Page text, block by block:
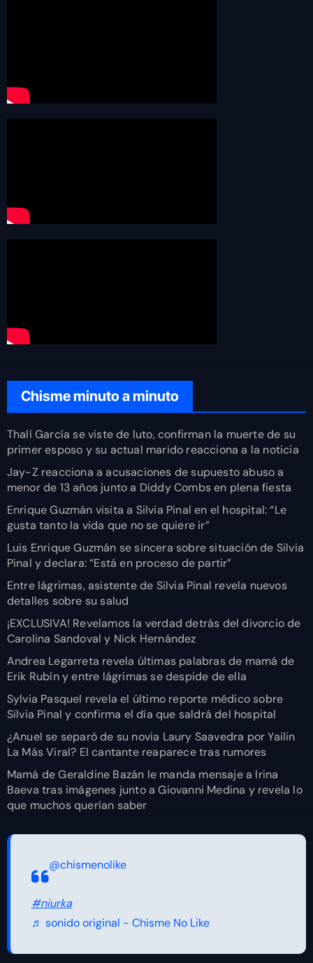
Chisme minuto a minuto
Thalí García se viste de luto, confirman la muerte de su
primer esposo y su actual marido reacciona a la noticia
Jay-Z reacciona a acusaciones de supuesto abuso a
menor de 13 años junto a Diddy Combs en plena fiesta
Enrique Guzmán visita a Silvia Pinal en el hospital: “Le
gusta tanto la vida que no se quiere ir”
Luis Enrique Guzmán se sincera sobre situación de Silvia
Pinal y declara: “Está en proceso de partir”
Entre lágrimas, asistente de Silvia Pinal revela nuevos
detalles sobre su salud
¡EXCLUSIVA! Revelamos la verdad detrás del divorcio de
Carolina Sandoval y Nick Hernández
Andrea Legarreta revela últimas palabras de mamá de
Erik Rubín y entre lágrimas se despide de ella
Sylvia Pasquel revela el último reporte médico sobre
Silvia Pinal y confirma el día que saldrá del hospital
¿Anuel se separó de su novia Laury Saavedra por Yailin
La Más Viral? El cantante reaparece tras rumores
Mamá de Geraldine Bazán le manda mensaje a Irina
Baeva tras imágenes junto a Giovanni Medina y revela lo
que muchos querían saber
@chismenolike
#niurka
♬ sonido original - Chisme No Like